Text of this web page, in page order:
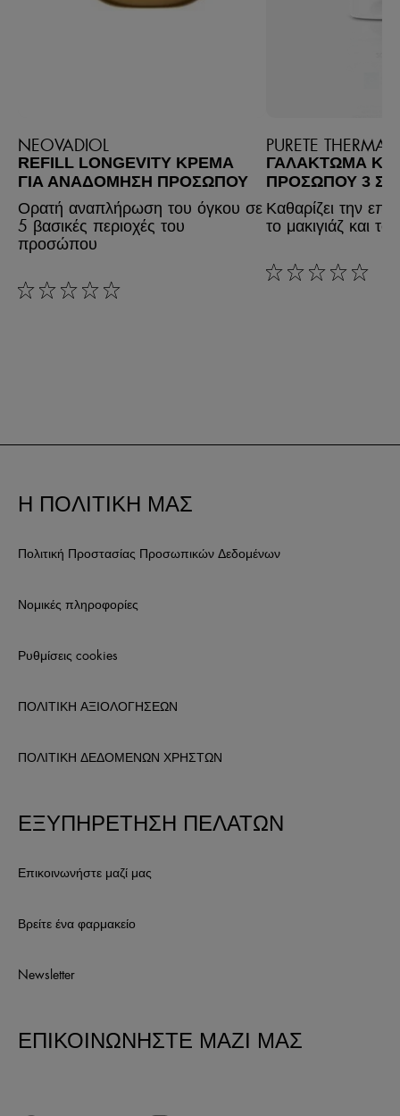
NEOVADIOL
REFILL LONGEVITY ΚΡΈΜΑ
ΓΙΑ ΑΝΑΔΌΜΗΣΗ ΠΡΟΣΏΠΟΥ
Ορατή αναπλήρωση του όγκου σε
5 βασικές περιοχές του
προσώπου
rating: 0 out of 5
PURETE
ΓΑΛΆΚΤΩΜΑ
ΠΡΟΣΏΠΟΥ 3 ΣΕ
Καθαρίζει την
το μακιγιάζ και
rating: 0 out of 5
Η ΠΟΛΙΤΙΚΗ ΜΑΣ
Πολιτική Προστασίας Προσωπικών Δεδομένων
Νομικές πληροφορίες
Ρυθμίσεις cookies
ΠΟΛΙΤΙΚΗ ΑΞΙΟΛΟΓΗΣΕΩΝ
ΠΟΛΙΤΙΚΗ ΔΕΔΟΜΕΝΩΝ ΧΡΗΣΤΩΝ
ΕΞΥΠΗΡΕΤΗΣΗ ΠΕΛΑΤΩΝ
Επικοινωνήστε μαζί μας
Βρείτε ένα φαρμακείο
Newsletter
ΕΠΙΚΟΙΝΩΝΗΣΤΕ ΜΑΖΙ ΜΑΣ